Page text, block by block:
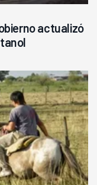
actualizó